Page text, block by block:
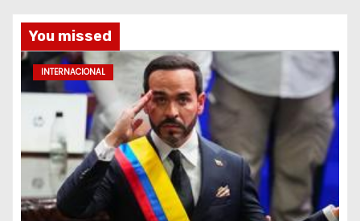
You missed
INTERNACIONAL